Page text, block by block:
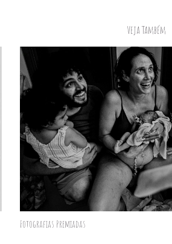
Veja Também
Fotografias Premiadas